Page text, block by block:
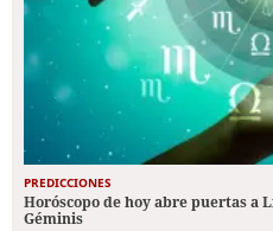
PREDICCIONES
Horóscopo de hoy abre puertas a
Géminis